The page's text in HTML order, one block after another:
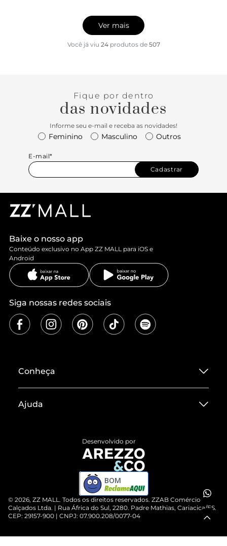
Ver mais
Você já viu 24 produtosde 507
Fique por dentro
das novidades
Informe seu e-mail e receba as novidades!
Feminino Masculino Outros
E-mail*
Cadastrar
Baixe o nosso app
Conteúdo exclusivo no App ZZ MALL para iOS e
Android
Siga nossas redes sociais
Conheça
Termos de Uso
Cartão Presente
Ajuda
Compre pelo WhatsApp
© 2026, ZZ MALL. Todos os direitos reservados. ZZAB Comércio de
Calçados Ltda. | Rua África do Sul, 2280. Padre Mathias, Cariacica/ES.
CEP: 29157-900 | CNPJ: 07.900.208/0077-04
Desenvolvido por
BOM